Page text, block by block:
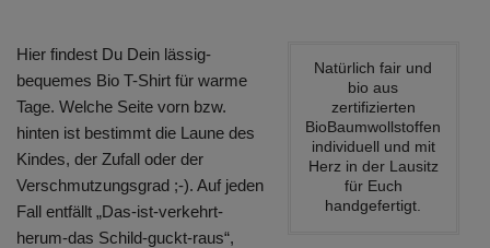
Hier findest Du Dein lässig-
bequemes Bio T-Shirt für warme
Tage. Welche Seite vorn bzw.
hinten ist bestimmt die Laune des
Kindes, der Zufall oder der
Verschmutzungsgrad ;-). Auf jeden
Fall entfällt „Das-ist-verkehrt-
herum-das Schild-guckt-raus“,
Natürlich fair und
bio aus
zertifizierten
BioBaumwollstoffen
individuell und mit
Herz in der Lausitz
für Euch
handgefertigt.